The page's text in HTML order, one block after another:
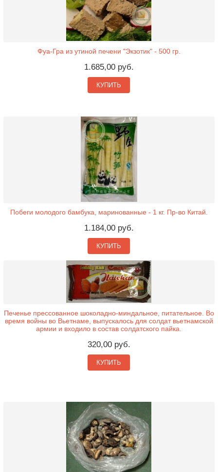
Фуа-Гра из утиной печени "Экзотик" - 500 гр.
1.685,00 руб.
КУПИТЬ
Побеги молодого бамбука, маринованные - 1 кг. Пр-во Китай.
1.184,00 руб.
КУПИТЬ
Печенье прессованное шоколадно-миндальное, питательное. Во
время войны во Вьетнаме, выпускалось для солдат вьетнамской
армии и входило в состав солдатского пайка.
320,00 руб.
КУПИТЬ